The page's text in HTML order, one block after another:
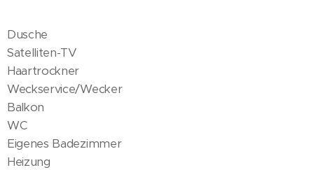
Dusche
Satelliten-TV
Haartrockner
Weckservice/Wecker
Balkon
WC
Eigenes Badezimmer
Heizung